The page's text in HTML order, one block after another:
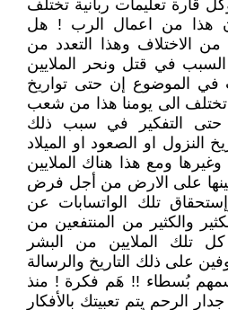
تعليمات ربانية تختلف
هذا من اعمال الرب ! هل
من الاختلاف وهذا التعدد من
السبب في قتل ونحر الملايين
في الموضوع إن حتى تواريخ
تختلف الى يومنا هذا من شعب
حتى التفكير في سبب ذلك
النزول او الصعود او الميلاد
وغيرها ومع هذا هناك الملايين
على الارض من أجل فرض
تلك الواتسابات عن
والكثير من المنتفعين من
تلك الملايين من البشر
على ذلك التاريخ والرسالة
بُسطاء !! هَم فكرة ! منذ
الرحم يتم تعبيتك بالأفكار